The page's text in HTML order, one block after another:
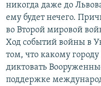
никогда даже до
ему будет нечего.
во Второй мировой
Ход событий войны в
том, что какому
диктовать
поддержке